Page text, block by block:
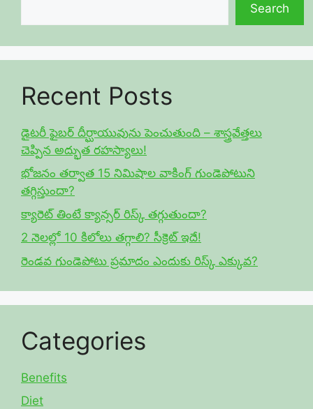
Search
Recent Posts
డైటరీ ఫైబర్ దీర్ఘాయువును పెంచుతుంది – శాస్త్రవేత్తలు
చెప్పిన అద్భుత రహస్యాలు!
భోజనం తర్వాత 15 నిమిషాల వాకింగ్ గుండెపోటుని
తగ్గిస్తుందా?
క్యారెట్ తింటే క్యాన్సర్ రిస్క్ తగ్గుతుందా?
2 నెలల్లో 10 కిలోలు తగ్గాలి? సీక్రెట్ ఇదే!
రెండవ గుండెపోటు ప్రమాదం ఎందుకు రిస్క్ ఎక్కువ?
Categories
Benefits
Diet